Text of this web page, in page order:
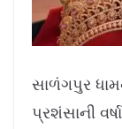
સાળંગપુર
પ્રશંસાની